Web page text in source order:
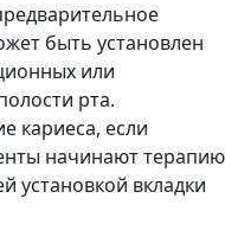
быть установлен
или
рта.
кариеса, если
начинают терапию
установкой вкладки